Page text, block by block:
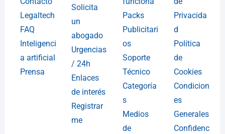
Legaltech
FAQ
Inteligenci
a artificial
Prensa
Solicita
un
abogado
Urgencias
/ 24h
Enlaces
de interés
Registrar
me
Packs
Publicitari
os
Soporte
Técnico
Categoría
s
Medios
de
Privacida
d
Política
de
Cookies
Condicion
es
Generales
Confidenc